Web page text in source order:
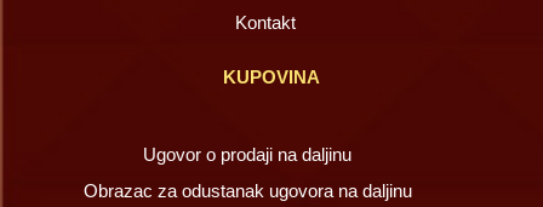
Kontakt
KUPOVINA
Ugovor o prodaji na daljinu
Obrazac za odustanak ugovora na daljinu